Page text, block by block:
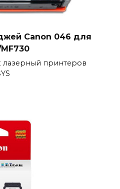
Canon 046 для
лазерный принтеров